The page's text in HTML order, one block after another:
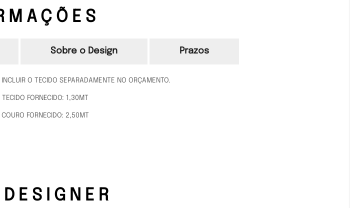
Sobre o Design Prazos
O TECIDO SEPARADAMENTE NO ORÇAMENTO.
FORNECIDO: 1,30MT
FORNECIDO: 2,50MT